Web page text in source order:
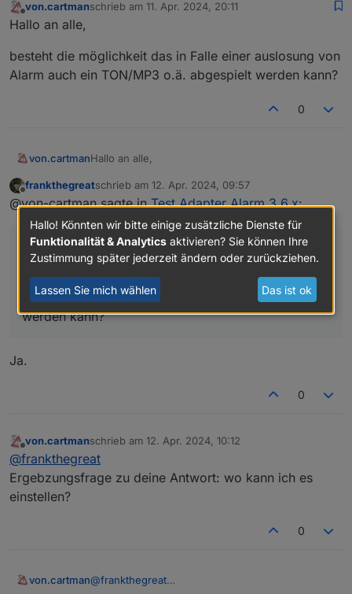
Offline
von.cartmanschrieb am 11. Apr. 2024, 20:11
zuletzt editiert von
Hallo an alle,
besteht die möglichkeit das in Falle einer auslosung von
Alarm auch ein TON/MP3 o.ä. abgespielt werden kann?
0
von.cartmanHallo an alle,
besteht die möglichkeit das in Falle einer
auslosung von Alarm auch ein TON/MP3 o.ä.
abgespielt werden kann?
Offline
frankthegreatschrieb am 12. Apr. 2024, 09:57
zuletzt editiert von
@von-cartman sagte inTest Adapter Alarm 3.6.x:
Hallo an alle,
besteht die möglichkeit das in Falle einer auslosung
von Alarm auch ein TON/MP3 o.ä. abgespielt
werden kann?
Ja.
0
Offline
von.cartmanschrieb am 12. Apr. 2024, 10:12
zuletzt editiert von
@frankthegreat
Ergebzungsfrage zu deine Antwort: wo kann ich es
einstellen?
0
von.cartman@frankthegreat
Hallo! Könnten wir bitte einige zusätzliche Dienste für
Funktionalität & Analytics aktivieren? Sie können Ihre
Zustimmung später jederzeit ändern oder zurückziehen.
Lassen Sie mich wählen Das ist ok